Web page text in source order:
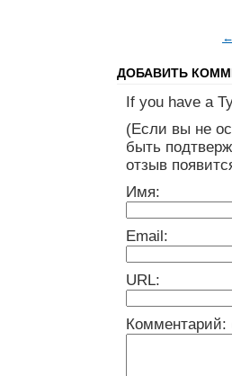
ДОБАВИТЬ
If you have a
(Если вы не
быть
отзыв
Имя:
Email:
URL:
Комментарий: